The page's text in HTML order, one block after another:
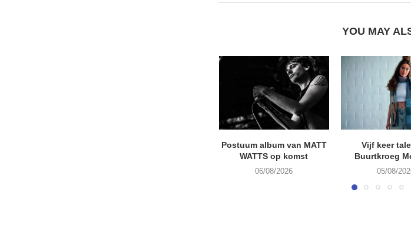
YOU MAY
Postuum album van MATT
WATTS op komst
06/08/2026
Vijf keer
Buurtkroeg
05/08/